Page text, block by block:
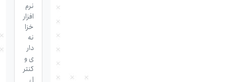
نرم
افزار
خزا
نه
دار
ی و
کنتر